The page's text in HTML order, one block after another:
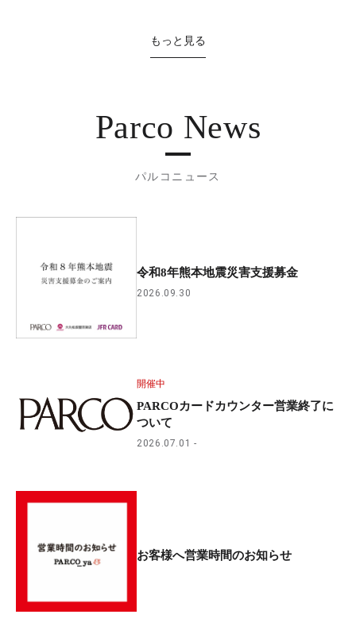
もっと見る
Parco News
パルコニュース
令和8年熊本地震災害支援募金
2026.09.30
開催中
PARCOカードカウンター営業終了に
ついて
2026.07.01
お客様へ営業時間のお知らせ